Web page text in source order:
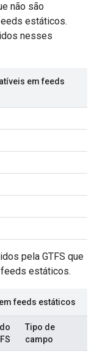
não são
estáticos.
nesses
em feeds
pela GTFS que
estáticos.
feeds estáticos
Tipo de
campo